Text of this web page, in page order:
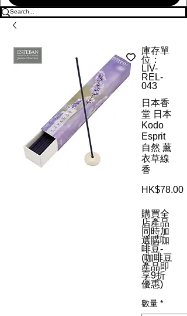
庫存單
位：
LIV-
REL-
043
日本香
堂 日本
Kodo
Esprit
自然 薰
衣草線
香
HK$78.00價
購買全
店產品
同時加
選購咖
啡豆-
(咖啡豆
產品即
享9折
優惠)
數量 *